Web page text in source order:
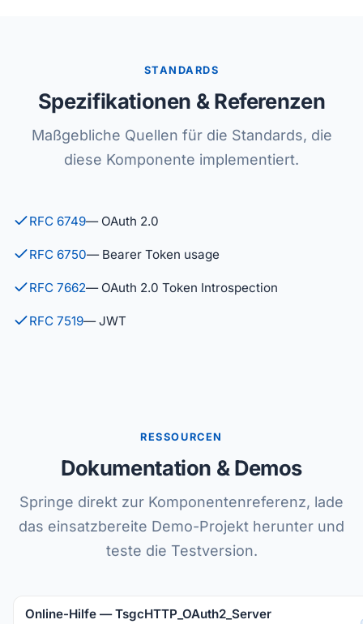
STANDARDS
Spezifikationen & Referenzen
Maßgebliche Quellen für die Standards, die
diese Komponente implementiert.
RFC 6749— OAuth 2.0
RFC 6750— Bearer Token usage
RFC 7662— OAuth 2.0 Token Introspection
RFC 7519— JWT
RESSOURCEN
Dokumentation & Demos
Springe direkt zur Komponentenreferenz, lade
das einsatzbereite Demo-Projekt herunter und
teste die Testversion.
Online-Hilfe — TsgcHTTP_OAuth2_Server